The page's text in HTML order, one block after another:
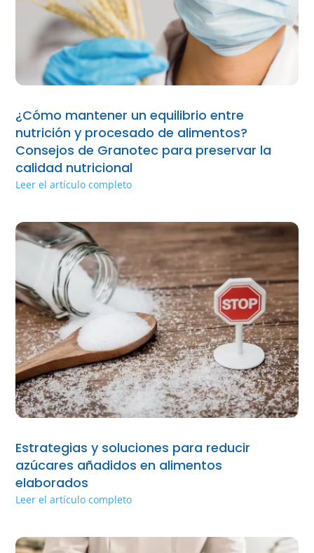
¿Cómo mantener un equilibrio entre
nutrición y procesado de alimentos?
Consejos de Granotec para preservar la
calidad nutricional
Leer el artículo completo
Estrategias y soluciones para reducir
azúcares añadidos en alimentos
elaborados
Leer el artículo completo